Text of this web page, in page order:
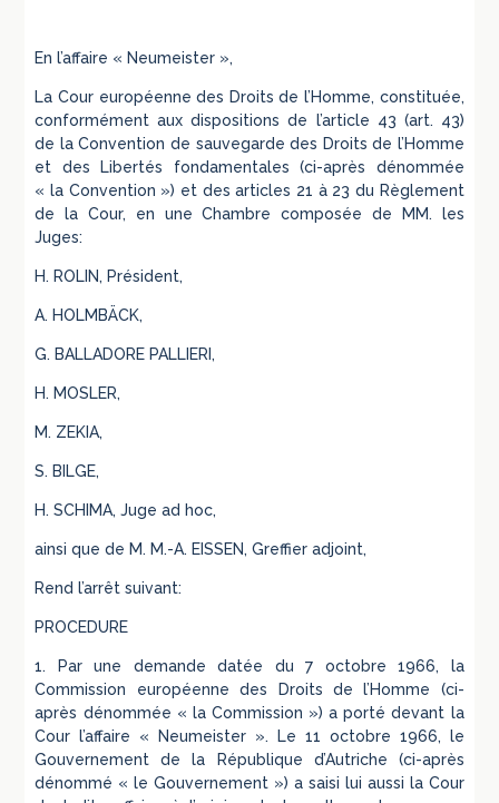
En l’affaire « Neumeister »,
La Cour européenne des Droits de l’Homme, constituée,
conformément aux dispositions de l’article 43 (art. 43)
de la Convention de sauvegarde des Droits de l’Homme
et des Libertés fondamentales (ci-après dénommée
« la Convention ») et des articles 21 à 23 du Règlement
de la Cour, en une Chambre composée de MM. les
Juges:
H. ROLIN, Président,
A. HOLMBÄCK,
G. BALLADORE PALLIERI,
H. MOSLER,
M. ZEKIA,
S. BILGE,
H. SCHIMA, Juge ad hoc,
ainsi que de M. M.-A. EISSEN, Greffier adjoint,
Rend l’arrêt suivant:
PROCEDURE
1. Par une demande datée du 7 octobre 1966, la
Commission européenne des Droits de l’Homme (ci-
après dénommée « la Commission ») a porté devant la
Cour l’affaire « Neumeister ». Le 11 octobre 1966, le
Gouvernement de la République d’Autriche (ci-après
dénommé « le Gouvernement ») a saisi lui aussi la Cour